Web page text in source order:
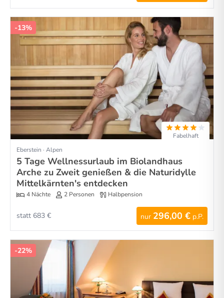
-13%
Fabelhaft
Eberstein · Alpen
5 Tage Wellnessurlaub im Biolandhaus
Arche zu Zweit genießen & die Naturidylle
Mittelkärnten's entdecken
4 Nächte 2 Personen Halbpension
nur 296,00 € p.P.
statt 683 €
-22%